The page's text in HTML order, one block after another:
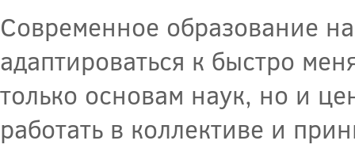
Современное образование
адаптироваться к быстро
только основам наук, но и
работать в коллективе и